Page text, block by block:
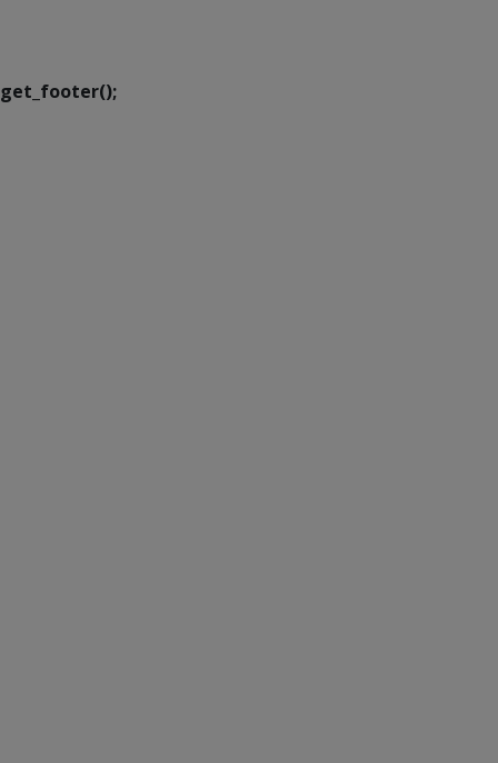
get_footer();